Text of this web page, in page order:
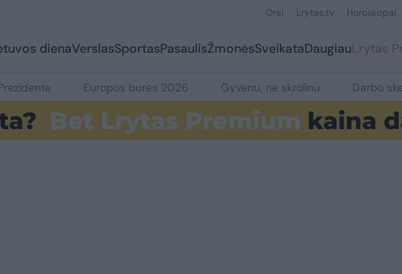
Orai Lrytas.tv Horoskopai
dienaVerslasSportasPasaulisŽmonėsSveikataDaugiauLrytas
Europos burės 2026 Gyvenu, ne skrolinu Darbo